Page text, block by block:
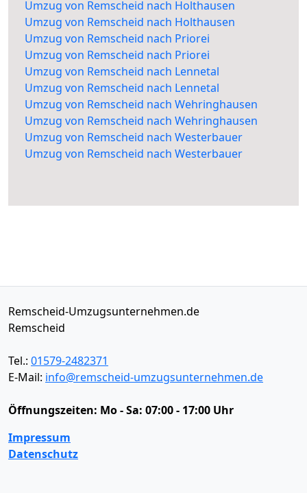
Umzug von Remscheid nach Holthausen
Umzug von Remscheid nach Holthausen
Umzug von Remscheid nach Priorei
Umzug von Remscheid nach Priorei
Umzug von Remscheid nach Lennetal
Umzug von Remscheid nach Lennetal
Umzug von Remscheid nach Wehringhausen
Umzug von Remscheid nach Wehringhausen
Umzug von Remscheid nach Westerbauer
Umzug von Remscheid nach Westerbauer
Remscheid-Umzugsunternehmen.de
Remscheid
Tel.: 01579-2482371
E-Mail: info@remscheid-umzugsunternehmen.de
Öffnungszeiten: Mo - Sa: 07:00 - 17:00 Uhr
Impressum
Datenschutz